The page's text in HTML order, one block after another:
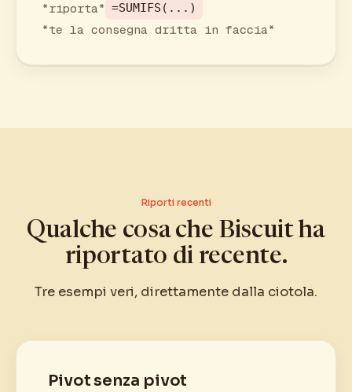
*riporta* =SUMIFS(...)
*te la consegna dritta in faccia*
Riporti recenti
Qualche cosa che Biscuit ha
riportato di recente.
Tre esempi veri, direttamente dalla ciotola.
Pivot senza pivot